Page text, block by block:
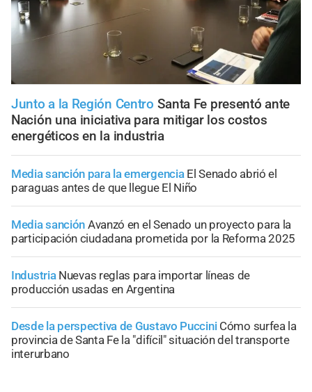
Junto a la Región Centro Santa Fe presentó ante
Nación una iniciativa para mitigar los costos
energéticos en la industria
Media sanción para la emergencia El Senado abrió el
paraguas antes de que llegue El Niño
Media sanción Avanzó en el Senado un proyecto para la
participación ciudadana prometida por la Reforma 2025
Industria Nuevas reglas para importar líneas de
producción usadas en Argentina
Desde la perspectiva de Gustavo Puccini Cómo surfea la
provincia de Santa Fe la "difícil" situación del transporte
interurbano